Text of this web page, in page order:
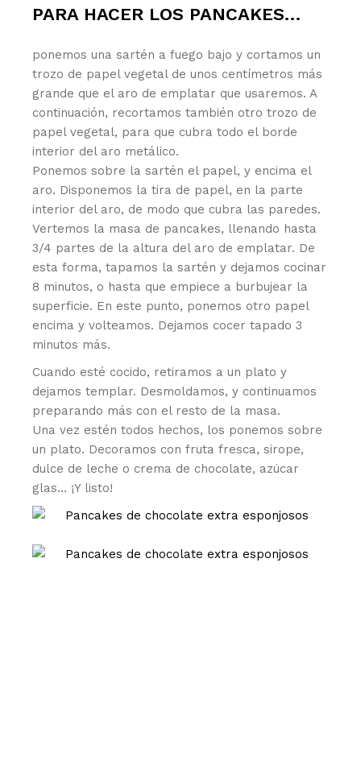
PARA HACER LOS PANCAKES…
ponemos una sartén a fuego bajo y cortamos un
trozo de papel vegetal de unos centímetros más
grande que el aro de emplatar que usaremos. A
continuación, recortamos también otro trozo de
papel vegetal, para que cubra todo el borde
interior del aro metálico.
Ponemos sobre la sartén el papel, y encima el
aro. Disponemos la tira de papel, en la parte
interior del aro, de modo que cubra las paredes.
Vertemos la masa de pancakes, llenando hasta
3/4 partes de la altura del aro de emplatar. De
esta forma, tapamos la sartén y dejamos cocinar
8 minutos, o hasta que empiece a burbujear la
superficie. En este punto, ponemos otro papel
encima y volteamos. Dejamos cocer tapado 3
minutos más.
Cuando esté cocido, retiramos a un plato y
dejamos templar. Desmoldamos, y continuamos
preparando más con el resto de la masa.
Una vez estén todos hechos, los ponemos sobre
un plato. Decoramos con fruta fresca, sirope,
dulce de leche o crema de chocolate, azúcar
glas… ¡Y listo!